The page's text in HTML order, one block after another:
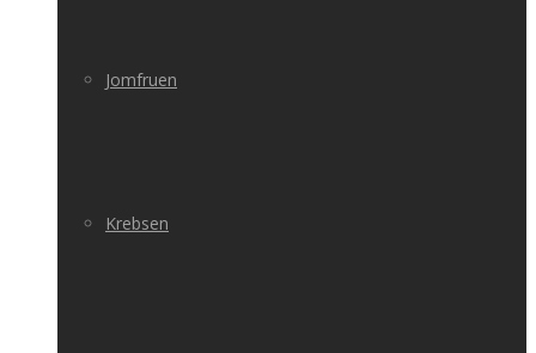
Jomfruen
Krebsen